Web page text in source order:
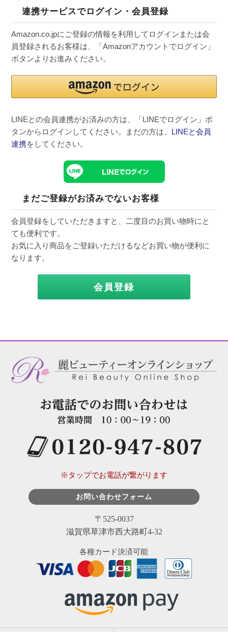
連携サービスでログイン・会員登録
Amazon.co.jpにご登録の情報を利用してログインまたは会
員登録されるお客様は、「Amazonアカウントでログイン」
ボタンよりお進みください。
LINEとの会員連携がお済みの方は、「LINEでログイン」ボ
タンからログインしてください。まだの方は、 LINEと会員
連携をしてください。
まだご登録がお済みでないお客様
会員登録をしていただきますと、二度目のお買い物時にと
ても便利です。
お気に入り商品をご登録いただけるなどお買い物が便利に
なります。
会員登録
※タップでお電話が繋がります
お問い合わせフォーム
〒525-0037
滋賀県草津市西大路町4-32
各種カード決済可能